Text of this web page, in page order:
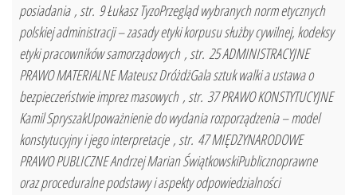
posiadania , str. 9 Łukasz TyzoPrzegląd wybranych norm etycznych
polskiej administracji – zasady etyki korpusu służby cywilnej, kodeksy
etyki pracowników samorządowych , str. 25 ADMINISTRACYJNE
PRAWO MATERIALNE Mateusz DróżdżGala sztuk walki a ustawa o
bezpieczeństwie imprez masowych , str. 37 PRAWO KONSTYTUCYJNE
Kamil SpryszakUpoważnienie do wydania rozporządzenia – model
konstytucyjny i jego interpretacje , str. 47 MIĘDZYNARODOWE
PRAWO PUBLICZNE Andrzej Marian ŚwiątkowskiPublicznoprawne
oraz proceduralne podstawy i aspekty odpowiedzialności